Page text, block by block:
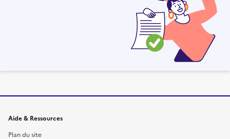
Informations et liens du site
Aide & Ressources
Plan du site